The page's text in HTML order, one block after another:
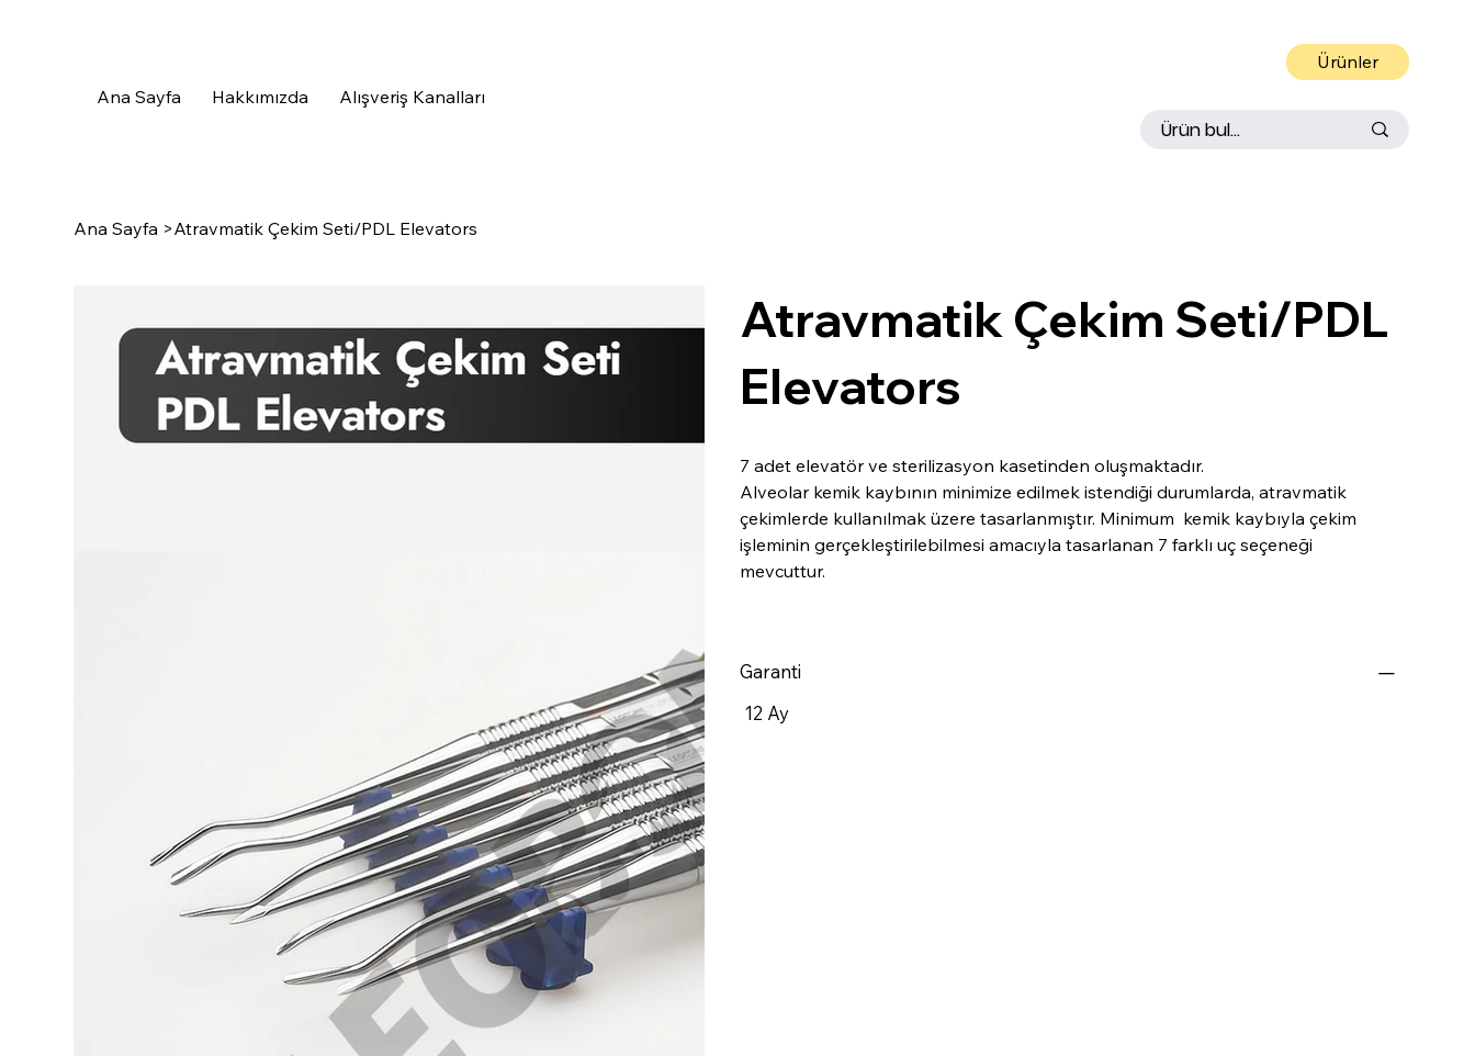
Ana Sayfa Hakkımızda Alışveriş Kanalları
Ürünler
Ana Sayfa >Atravmatik Çekim Seti/PDL Elevators
Atravmatik Çekim Seti/PDL
Elevators
7 adet elevatör ve sterilizasyon kasetinden oluşmaktadır.
Alveolar kemik kaybının minimize edilmek istendiği durumlarda, atravmatik
çekimlerde kullanılmak üzere tasarlanmıştır. Minimum kemik kaybıyla çekim
işleminin gerçekleştirilebilmesi amacıyla tasarlanan 7 farklı uç seçeneği
mevcuttur.
Garanti
12 Ay